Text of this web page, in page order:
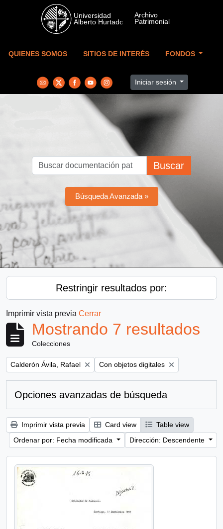
Skip to main content
QUIENES SOMOS SITIOS DE INTERÉS FONDOS
Iniciar sesión
Buscar
Búsqueda Avanzada »
Restringir resultados por:
Imprimir vista previa Cerrar
Mostrando 7 resultados
Colecciones
Remove filter:
Calderón Ávila, Rafael Remove filter:
Con objetos digitales
Opciones avanzadas de búsqueda
Imprimir vista previa Card view
Table view
Ordenar por: Fecha modificada
Dirección: Descendente